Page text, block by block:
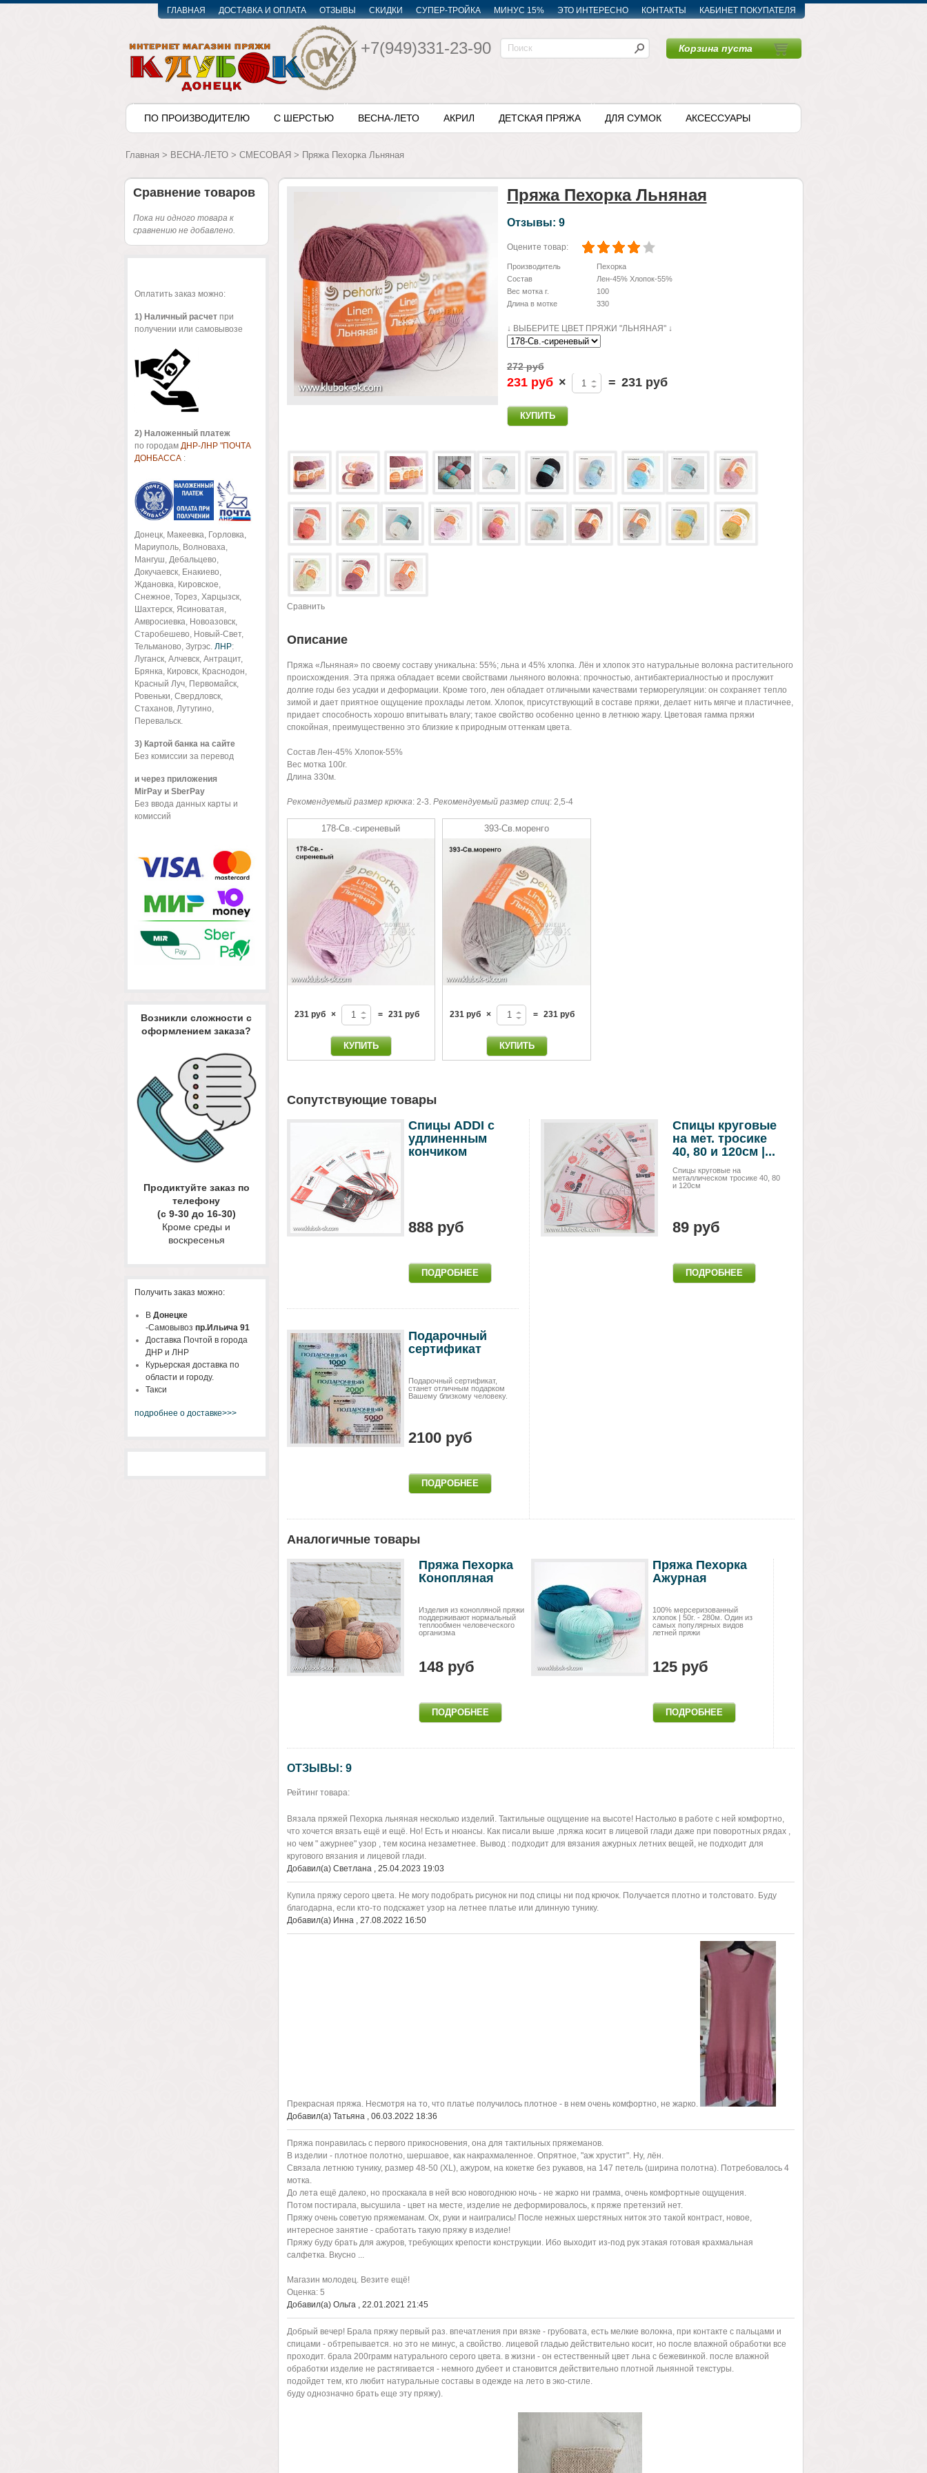
ГЛАВНАЯ ДОСТАВКА И ОПЛАТА ОТЗЫВЫ СКИДКИ СУПЕР-ТРОЙКА МИНУС 15% ЭТО ИНТЕРЕСНО КОНТАКТЫ КАБИНЕТ ПОКУПАТЕЛЯ
+7(949)331-23-90 Корзина пуста
ПО ПРОИЗВОДИТЕЛЮ С ШЕРСТЬЮ ВЕСНА-ЛЕТО АКРИЛ ДЕТСКАЯ ПРЯЖА ДЛЯ СУМОК АКСЕССУАРЫ
Главная > ВЕСНА-ЛЕТО > СМЕСОВАЯ > Пряжа Пехорка Льняная
Пряжа Пехорка Льняная
Отзывы: 9
Оцените товар:
Производитель
Пехорка
Состав
Лен-45% Хлопок-55%
Вес мотка г.
100
Длина в мотке
330
↓ ВЫБЕРИТЕ ЦВЕТ ПРЯЖИ "ЛЬНЯНАЯ" ↓
272 руб
231 руб × = 231 руб
Сравнить
Описание
Пряжа «Льняная» по своему составу уникальна: 55%; льна и 45% хлопка. Лён и хлопок это натуральные волокна растительного
происхождения. Эта пряжа обладает всеми свойствами льняного волокна: прочностью, антибактериалностью и прослужит
долгие годы без усадки и деформации. Кроме того, лен обладает отличными качествами терморегуляции: он сохраняет тепло
зимой и дает приятное ощущение прохлады летом. Хлопок, присутствующий в составе пряжи, делает нить мягче и пластичнее,
придает способность хорошо впитывать влагу; такое свойство особенно ценно в летнюю жару. Цветовая гамма пряжи
спокойная, преимущественно это близкие к природным оттенкам цвета.
Состав Лен-45% Хлопок-55%
Вес мотка 100г.
Длина 330м.
Рекомендуемый размер крючка: 2-3. Рекомендуемый размер спиц: 2,5-4
178-Св.-сиреневый
231 руб × = 231 руб
393-Св.моренго
231 руб × = 231 руб
Сопутствующие товары
Спицы ADDI c
удлиненным
кончиком
888 руб
Спицы круговые
на мет. тросике
40, 80 и 120см |...
Спицы круговые на
металлическом тросике 40, 80
и 120см
89 руб
Подарочный
сертификат
Подарочный сертификат,
станет отличным подарком
Вашему близкому человеку.
2100 руб
Аналогичные товары
Пряжа Пехорка
Конопляная
Изделия из конопляной пряжи
поддерживают нормальный
теплообмен человеческого
организма
148 руб
Пряжа Пехорка
Ажурная
100% мерсеризованный
хлопок | 50г. - 280м. Один из
самых популярных видов
летней пряжи
125 руб
ОТЗЫВЫ: 9
Рейтинг товара:
Вязала пряжей Пехорка льняная несколько изделий. Тактильные ощущение на высоте! Настолько в работе с ней комфортно,
что хочется вязать ещё и ещё. Но! Есть и нюансы. Как писали выше ,пряжа косит в лицевой глади даже при поворотных рядах ,
но чем " ажурнее" узор , тем косина незаметнее. Вывод : подходит для вязания ажурных летних вещей, не подходит для
кругового вязания и лицевой глади.
Добавил(а) Светлана , 25.04.2023 19:03
Купила пряжу серого цвета. Не могу подобрать рисунок ни под спицы ни под крючок. Получается плотно и толстовато. Буду
благодарна, если кто-то подскажет узор на летнее платье или длинную тунику.
Добавил(а) Инна , 27.08.2022 16:50
Прекрасная пряжа. Несмотря на то, что платье получилось плотное - в нем очень комфортно, не жарко.
Добавил(а) Татьяна , 06.03.2022 18:36
Пряжа понравилась с первого прикосновения, она для тактильных пряжеманов.
В изделии - плотное полотно, шершавое, как накрахмаленное. Опрятное, "аж хрустит". Ну, лён.
Связала летнюю тунику, размер 48-50 (XL), ажуром, на кокетке без рукавов, на 147 петель (ширина полотна). Потребовалось 4
мотка.
До лета ещё далеко, но проскакала в ней всю новогоднюю ночь - не жарко ни грамма, очень комфортные ощущения.
Потом постирала, высушила - цвет на месте, изделие не деформировалось, к пряже претензий нет.
Пряжу очень советую пряжеманам. Ох, руки и наигрались! После нежных шерстяных ниток это такой контраст, новое,
интересное занятие - сработать такую пряжу в изделие!
Пряжу буду брать для ажуров, требующих крепости конструкции. Ибо выходит из-под рук этакая готовая крахмальная
салфетка. Вкусно ...
Магазин молодец. Везите ещё!
Оценка: 5
Добавил(а) Ольга , 22.01.2021 21:45
Добрый вечер! Брала пряжу первый раз. впечатления при вязке - грубовата, есть мелкие волокна, при контакте с пальцами и
спицами - обтрепывается. но это не минус, а свойство. лицевой гладью действительно косит, но после влажной обработки все
проходит. брала 200грамм натурального серого цвета. в жизни - он естественный цвет льна с бежевинкой. после влажной
обработки изделие не растягивается - немного дубеет и становится действительно плотной льнянной текстуры.
подойдет тем, кто любит натуральные составы в одежде на лето в эко-стиле.
буду однозначно брать еще эту пряжу).
Сравнение товаров
Пока ни одного товара к
сравнению не добавлено.
Оплатить заказ можно:
1) Наличный расчетпри
получении или самовывозе
2) Наложенный платеж
по городам ДНР-ЛНР "ПОЧТА
ДОНБАССА:
Донецк, Макеевка, Горловка,
Мариуполь, Волноваха,
Мангуш, Дебальцево,
Докучаевск, Енакиево,
Ждановка, Кировское,
Снежное, Торез, Харцызск,
Шахтерск, Ясиноватая,
Амвросиевка, Новоазовск,
Старобешево, Новый-Свет,
Тельманово, Зугрэс. ЛНР:
Луганск, Алчевск, Антрацит,
Брянка, Кировск, Краснодон,
Красный Луч, Первомайск,
Ровеньки, Свердловск,
Стаханов, Лутугино,
Перевальск.
3) Картой банка на сайте
Без комиссии за перевод
и через приложения
MirPay и SberPay
Без ввода данных карты и
комиссий
Возникли сложности с
оформлением заказа?
Продиктуйте заказ по
телефону
(с 9-30 до 16-30)
Кроме среды и
воскресенья
Получить заказ можно:
В Донецке
-Самовывоз пр.Ильича 91
Доставка Почтой в города
ДНР и ЛНР
Курьерская доставка по
области и городу.
Такси
подробнее о доставке>>>